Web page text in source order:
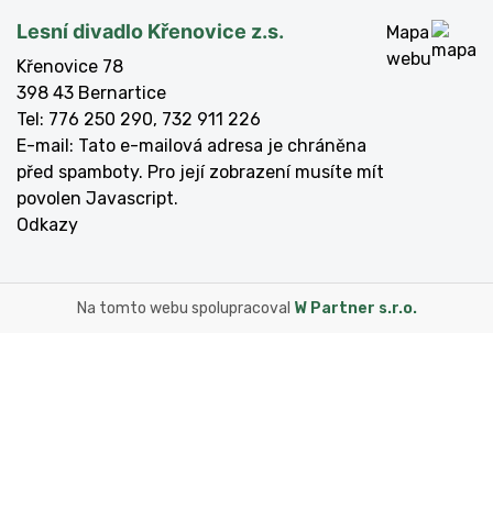
Lesní divadlo Křenovice z.s.
Křenovice 78
398 43 Bernartice
Tel: 776 250 290, 732 911 226
E-mail: Tato e-mailová adresa je chráněna
před spamboty. Pro její zobrazení musíte mít
povolen Javascript.
Mapa
webu
Odkazy
Na tomto webu spolupracoval W Partner s.r.o.